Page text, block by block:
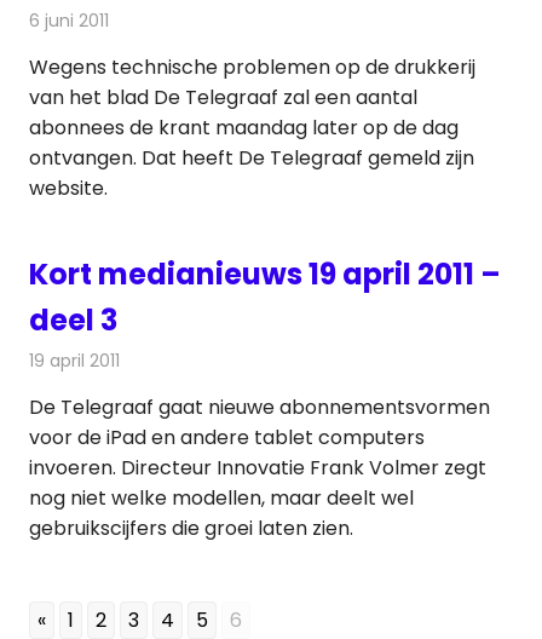
6 juni 2011
Wegens technische problemen op de drukkerij
van het blad De Telegraaf zal een aantal
abonnees de krant maandag later op de dag
ontvangen. Dat heeft De Telegraaf gemeld zijn
website.
Kort medianieuws 19 april 2011 –
deel 3
19 april 2011
De Telegraaf gaat nieuwe abonnementsvormen
voor de iPad en andere tablet computers
invoeren. Directeur Innovatie Frank Volmer zegt
nog niet welke modellen, maar deelt wel
gebruikscijfers die groei laten zien.
« 1 2 3 4 5 6